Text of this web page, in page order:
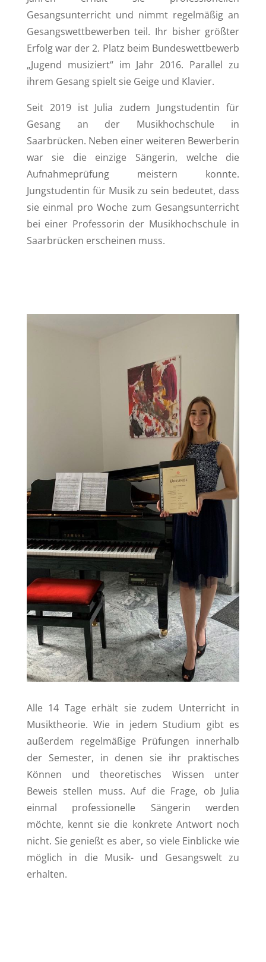
Gesangsunterricht und nimmt regelmäßig an
Gesangswettbewerben teil. Ihr bisher größter
Erfolg war der 2. Platz beim Bundeswettbewerb
„Jugend musiziert“ im Jahr 2016. Parallel zu
ihrem Gesang spielt sie Geige und Klavier.
Seit 2019 ist Julia zudem Jungstudentin für
Gesang an der Musikhochschule in
Saarbrücken. Neben einer weiteren Bewerberin
war sie die einzige Sängerin, welche die
Aufnahmeprüfung meistern konnte.
Jungstudentin für Musik zu sein bedeutet, dass
sie einmal pro Woche zum Gesangsunterricht
bei einer Professorin der Musikhochschule in
Saarbrücken erscheinen muss.
Alle 14 Tage erhält sie zudem Unterricht in
Musiktheorie. Wie in jedem Studium gibt es
außerdem regelmäßige Prüfungen innerhalb
der Semester, in denen sie ihr praktisches
Können und theoretisches Wissen unter
Beweis stellen muss. Auf die Frage, ob Julia
einmal professionelle Sängerin werden
möchte, kennt sie die konkrete Antwort noch
nicht. Sie genießt es aber, so viele Einblicke wie
möglich in die Musik- und Gesangswelt zu
erhalten.